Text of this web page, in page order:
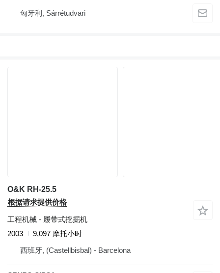
匈牙利, Sárrétudvari
O&K RH-25.5
根据请求提供价格
工程机械 - 履带式挖掘机
2003
9,097 摩托小时
西班牙, (Castellbisbal) - Barcelona